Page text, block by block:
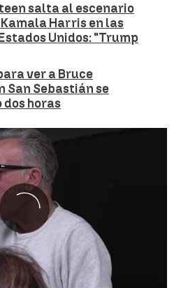
salta al escenario
Harris en las
Unidos: "Trump
ver a Bruce
San Sebastián se
dos horas